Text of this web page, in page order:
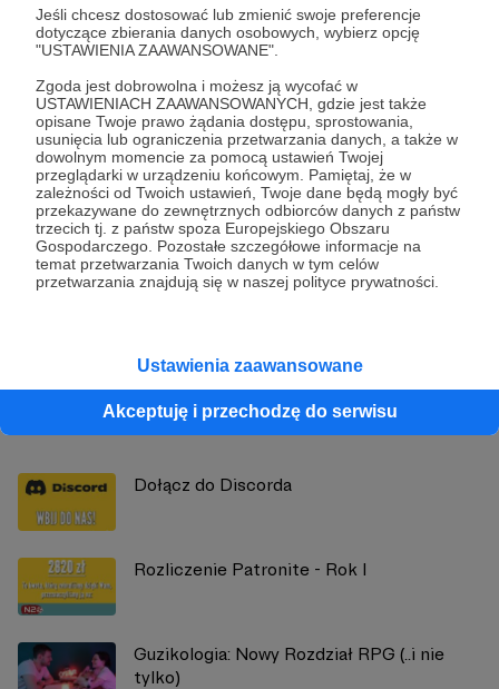
Jeśli chcesz dostosować lub zmienić swoje preferencje
dotyczące zbierania danych osobowych, wybierz opcję
"USTAWIENIA ZAAWANSOWANE".
Zgoda jest dobrowolna i możesz ją wycofać w
USTAWIENIACH ZAAWANSOWANYCH, gdzie jest także
opisane Twoje prawo żądania dostępu, sprostowania,
usunięcia lub ograniczenia przetwarzania danych, a także w
dowolnym momencie za pomocą ustawień Twojej
przeglądarki w urządzeniu końcowym. Pamiętaj, że w
zależności od Twoich ustawień, Twoje dane będą mogły być
przekazywane do zewnętrznych odbiorców danych z państw
trzecich tj. z państw spoza Europejskiego Obszaru
Gospodarczego. Pozostałe szczegółowe informacje na
temat przetwarzania Twoich danych w tym celów
przetwarzania znajdują się w naszej polityce prywatności.
Ustawienia zaawansowane
Akceptuję i przechodzę do serwisu
Konkurs Kostki
Udostępnij
Guzikologia | RPG | GRY | LUDOLOGIA
Zobacz również
Dołącz do Discorda
Rozliczenie Patronite - Rok I
Guzikologia: Nowy Rozdział RPG (..i nie
tylko)